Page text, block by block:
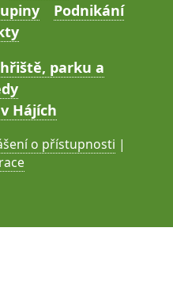
Podnikání
parku a
Hájích
o přístupnosti |